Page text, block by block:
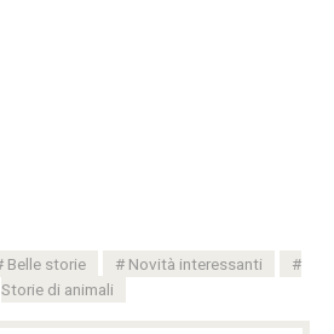
Belle storie
Novità interessanti
Storie di animali